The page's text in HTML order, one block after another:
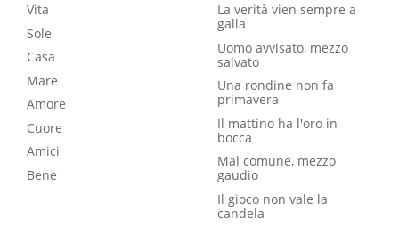
Vita
Sole
Casa
Mare
Amore
Cuore
Amici
Bene
La verità vien sempre a
galla
Uomo avvisato, mezzo
salvato
Una rondine non fa
primavera
Il mattino ha l'oro in
bocca
Mal comune, mezzo
gaudio
Il gioco non vale la
candela